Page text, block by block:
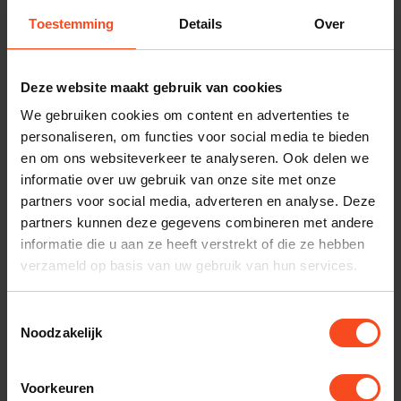
Toestemming Details Over
Deze website maakt gebruik van cookies
We gebruiken cookies om content en advertenties te
personaliseren, om functies voor social media te bieden
en om ons websiteverkeer te analyseren. Ook delen we
informatie over uw gebruik van onze site met onze
partners voor social media, adverteren en analyse. Deze
partners kunnen deze gegevens combineren met andere
informatie die u aan ze heeft verstrekt of die ze hebben
verzameld op basis van uw gebruik van hun services.
Noodzakelijk
Voorkeuren
Musical Fidelity
€1.599,00
Een Britse hifi-legende met een
duidelijke visie
Musical Fidelity is een iconisch Brits hifi-merk dat sinds het
begin van de jaren tachtig een vaste plek inneemt in de
versterkers, waaronder The Preamp en de inmiddels
voor opschudding in de hifi-markt en werden niet alleen